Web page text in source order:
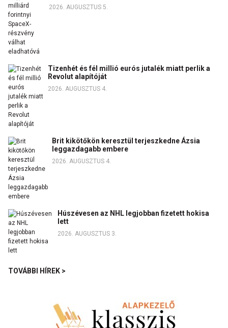
2026. AUGUSZTUS 5.
Tizenhét és fél millió eurós jutalék miatt perlik a
Revolut alapítóját
2026. AUGUSZTUS 4.
Brit kikötőkön keresztül terjeszkedne Ázsia
leggazdagabb embere
2026. AUGUSZTUS 4.
Húszévesen az NHL legjobban fizetett hokisa
lett
2026. AUGUSZTUS 3.
TOVÁBBI HÍREK >